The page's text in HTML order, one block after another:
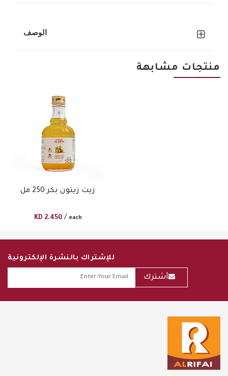
الوصف
منتجات مشابهة
زيت زيتون بكر 250 مل
KD 2.450 / each
للإشتراك بالنشرة الإلكترونية
أشترك